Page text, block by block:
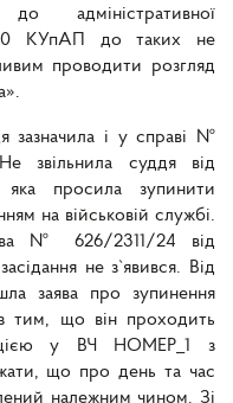
адміністративної
130 КУпАП до таких не
проводити розгляд
зазначила і у справі №
звільнила суддя від
яка просила зупинити
на військовій службі.
№ 626/2311/24 від
не з`явився. Від
заява про зупинення
з тим, що він проходить
у ВЧ НОМЕР_1 з
що про день та час
належним чином. Зі